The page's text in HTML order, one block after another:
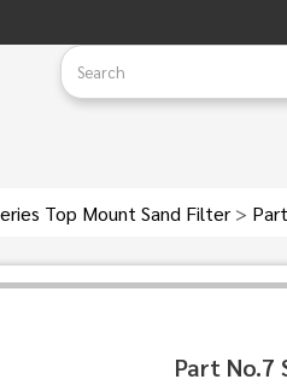
Top Mount Sand Filter >
Part No.7